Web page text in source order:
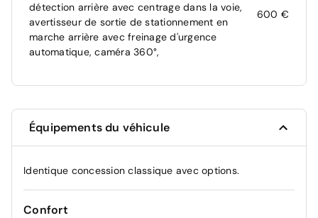
détection arrière avec centrage dans la voie,
avertisseur de sortie de stationnement en
marche arrière avec freinage d'urgence
automatique, caméra 360°,
600 €
Équipements du véhicule
Identique concession classique avec options.
Confort